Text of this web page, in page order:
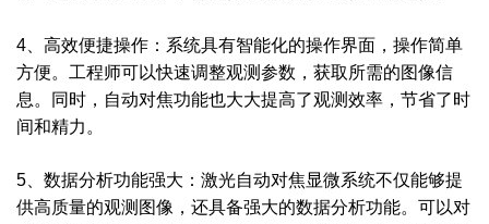
4、高效便捷操作：系统具有智能化的操作界面，操作简单
方便。工程师可以快速调整观测参数，获取所需的图像信
息。同时，自动对焦功能也大大提高了观测效率，节省了时
间和精力。
5、数据分析功能强大：激光自动对焦显微系统不仅能够提
供高质量的观测图像，还具备强大的数据分析功能。可以对